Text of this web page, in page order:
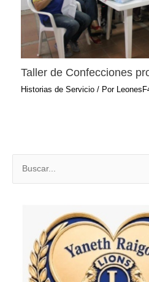
Taller de Confecciones
Historias de Servicio / Por